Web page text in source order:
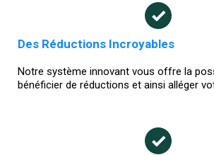
Des Réductions Incroyables
Notre système innovant vous offre la
bénéficier de réductions et ainsi alléger